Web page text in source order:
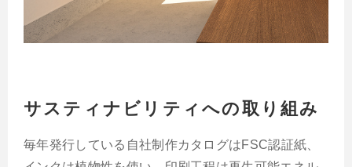
サスティナビリティへの取り組み
毎年発行している自社制作カタログはFSC認証紙、